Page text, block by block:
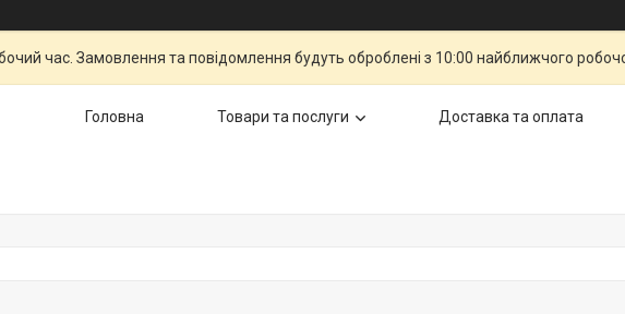
час. Замовлення та повідомлення будуть оброблені з 10:00 найближчого
Головна Товари та послуги Доставка та оплата